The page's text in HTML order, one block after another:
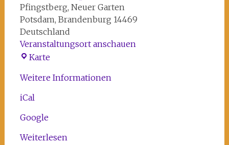
Pfingstberg Neuer Garten
Potsdam, Brandenburg 14469
Deutschland
Veranstaltungsort anschauen
KartePomonatempel
Weitere Informationen
iCal
Google
Weiterlesen